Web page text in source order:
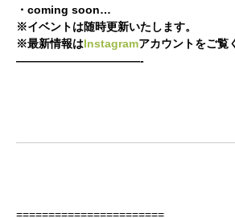
・coming soon…
※イベントは随時更新いたします。
※最新情報はInstagramアカウントをご覧
———————————-
=======================